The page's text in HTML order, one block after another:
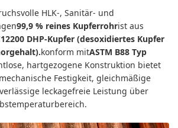
HLK-, Sanitär- und
99,9 % reines Kupferrohrist aus
DHP-Kupfer (desoxidiertes Kupfer
konform mitASTM B88 Typ
hartgezogene Konstruktion bietet
Festigkeit, gleichmäßige
leckagefreie Leistung über